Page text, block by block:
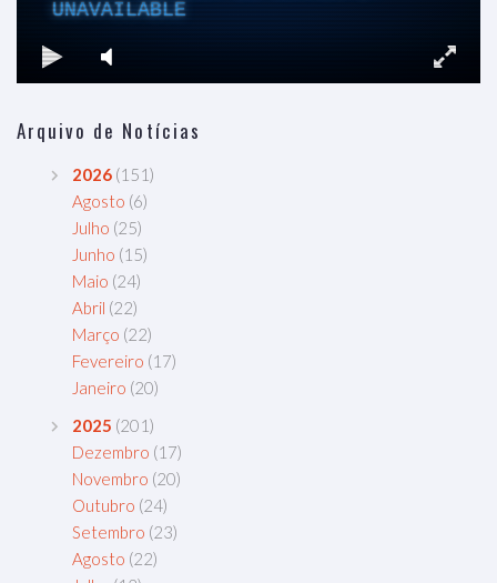
Arquivo de Notícias
2026 (151)
Agosto (6)
Julho (25)
Junho (15)
Maio (24)
Abril (22)
Março (22)
Fevereiro (17)
Janeiro (20)
2025 (201)
Dezembro (17)
Novembro (20)
Outubro (24)
Setembro (23)
Agosto (22)